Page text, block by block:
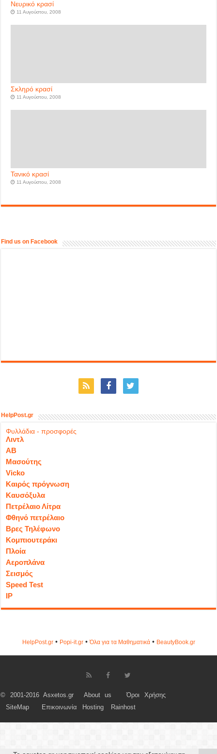
Νευρικό κρασί
11 Αυγούστου, 2008
Σκληρό κρασί
11 Αυγούστου, 2008
Τανικό κρασί
11 Αυγούστου, 2008
Find us on Facebook
HelpPost.gr
Φυλλάδια - προσφορές
Λιντλ
ΑΒ
Μασούτης
Vicko
Καιρός πρόγνωση
Καυσόξυλα
Πετρέλαιο Λίτρα
Φθηνό πετρέλαιο
Βρες Τηλέφωνο
Κομπιουτεράκι
Πλοία
Αεροπλάνα
Σεισμός
Speed Test
IP
HelpPost.gr• Popi-it.gr•Όλα για τα Μαθηματικά• ΒeautyΒook.gr
© 2001-2016 Asxetos.gr About us
Όροι Χρήσης
SiteMap
Επικοινωνία Hosting Rainhost